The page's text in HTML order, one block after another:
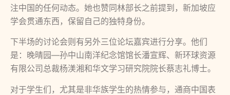
注中国的任何动态。她也赞同林部长之前提到，新加坡应
学会贯通东西，保留自己的独特身份。
下半场的讨论会则有另外三位论坛嘉宾进行分享。他们
是：晚晴园—孙中山南洋纪念馆馆长潘宣辉、新环球资源
有限公司总裁杨渼湘和华文学习研究院院长蔡志礼博士。
对于学生们，尤其是非华族学生的热情参与，通商中国表